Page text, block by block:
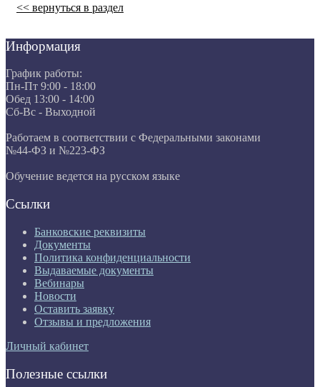
<< вернуться в раздел
Информация
График работы:
Пн-Пт 9:00 - 18:00
Обед 13:00 - 14:00
Сб-Вс - Выходной
Работаем в соответствии с Федеральными законами
№44-ФЗ и №223-ФЗ
Обучение ведется на русском языке
Ссылки
Банковские реквизиты
Документы
Политика конфиденциальности
Выдаваемые документы
Вебинары
Новости
Оставить заявку
Отзывы и предложения
Личный кабинет
Полезные ссылки